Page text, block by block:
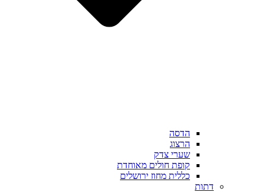
הדסה
הרצוג
שערי צדק
קופת חולים מאוחדת
כללית מחוז ירושלים
דתות